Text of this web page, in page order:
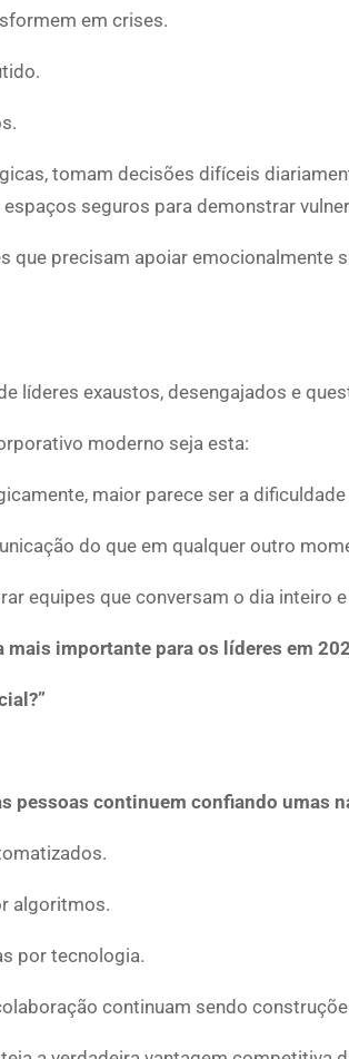
em crises.
tomam decisões difíceis
seguros para demonstrar
que precisam apoiar emocionalmente
líderes exaustos, desengajados e
moderno seja esta:
maior parece ser a
do que em qualquer outro
equipes que conversam o dia inteiro
importante para os líderes em
pessoas continuem confiando umas
algoritmos.
por tecnologia.
continuam sendo